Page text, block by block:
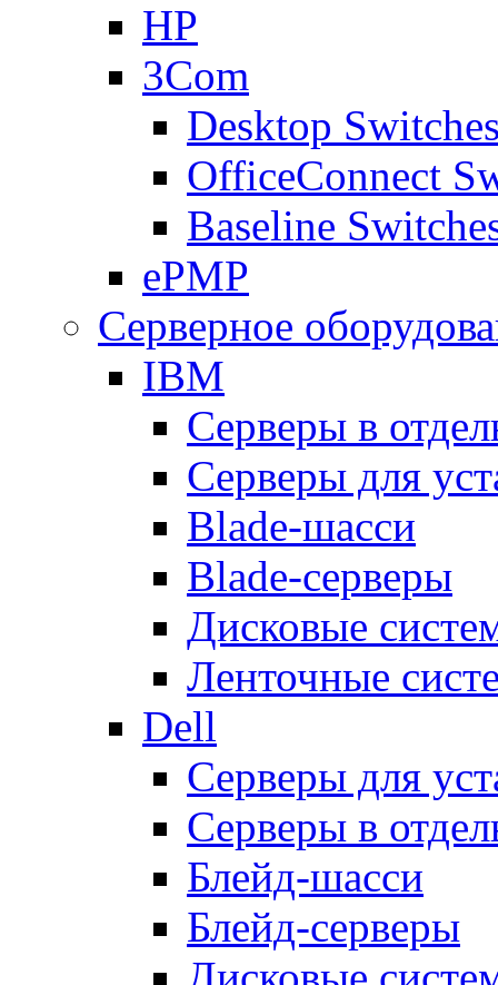
HP
3Com
Desktop
OfficeConnect
Baseline
ePMP
Серверное
IBM
Серверы в
Серверы для
Blade-шасси
Blade-серверы
Дисковые
Ленточные
Dell
Серверы для
Серверы в
Блейд-шасси
Блейд-серверы